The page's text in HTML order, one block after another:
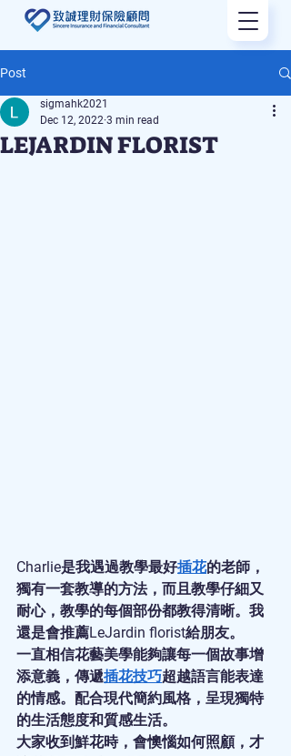
Post
LEJARDIN FLORIST
sigmahk2021
Dec 12, 2022 3 min read
Charlie是我遇過教學最好插花的老師，
獨有一套教導的方法，而且教學仔細又
耐心，教學的每個部份都教得清晰。我
還是會推薦LeJardin florist給朋友。
一直相信花藝美學能夠讓每一個故事增
添意義，傳遞插花技巧超越語言能表達
的情感。配合現代簡約風格，呈現獨特
的生活態度和質感生活。
大家收到鮮花時，會懊惱如何照顧，才